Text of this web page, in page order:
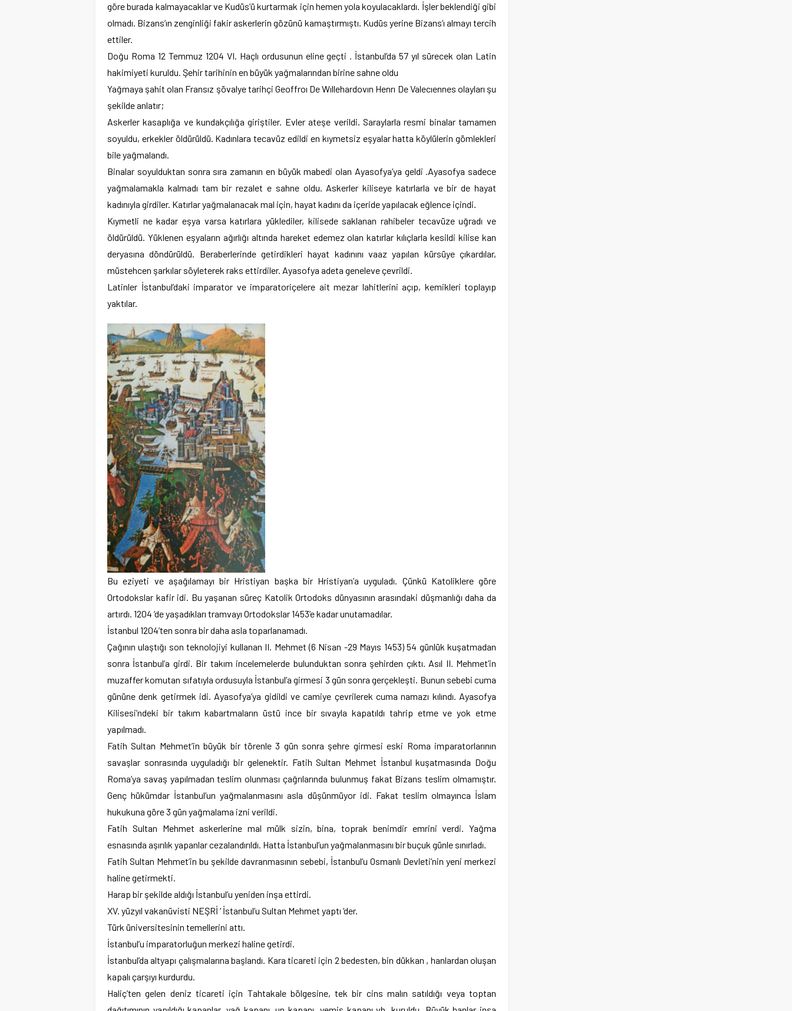
göre burada kalmayacaklar ve Kudüs’ü kurtarmak için hemen yola koyulacaklardı. İşler beklendiği gibi
olmadı. Bizans’ın zenginliği fakir askerlerin gözünü kamaştırmıştı. Kudüs yerine Bizans’ı almayı tercih
ettiler.
Doğu Roma 12 Temmuz 1204 VI. Haçlı ordusunun eline geçti . İstanbul’da 57 yıl sürecek olan Latin
hakimiyeti kuruldu. Şehir tarihinin en büyük yağmalarından birine sahne oldu
Yağmaya şahit olan Fransız şövalye tarihçi Geoffroı De Wıllehardovın Henrı De Valecıennes olayları şu
şekilde anlatır;
Askerler kasaplığa ve kundakçılığa giriştiler. Evler ateşe verildi. Saraylarla resmi binalar tamamen
soyuldu, erkekler öldürüldü. Kadınlara tecavüz edildi en kıymetsiz eşyalar hatta köylülerin gömlekleri
bile yağmalandı.
Binalar soyulduktan sonra sıra zamanın en büyük mabedi olan Ayasofya’ya geldi .Ayasofya sadece
yağmalamakla kalmadı tam bir rezalet e sahne oldu. Askerler kiliseye katırlarla ve bir de hayat
kadınıyla girdiler. Katırlar yağmalanacak mal için, hayat kadını da içeride yapılacak eğlence içindi.
Kıymetli ne kadar eşya varsa katırlara yüklediler, kilisede saklanan rahibeler tecavüze uğradı ve
öldürüldü. Yüklenen eşyaların ağırlığı altında hareket edemez olan katırlar kılıçlarla kesildi kilise kan
deryasına döndürüldü. Beraberlerinde getirdikleri hayat kadınını vaaz yapılan kürsüye çıkardılar,
müstehcen şarkılar söyleterek raks ettirdiler. Ayasofya adeta geneleve çevrildi.
Latinler İstanbul’daki imparator ve imparatoriçelere ait mezar lahitlerini açıp, kemikleri toplayıp
yaktılar.
Bu eziyeti ve aşağılamayı bir Hristiyan başka bir Hristiyan’a uyguladı. Çünkü Katoliklere göre
Ortodokslar kafir idi. Bu yaşanan süreç Katolik Ortodoks dünyasının arasındaki düşmanlığı daha da
artırdı. 1204 ‘de yaşadıkları tramvayı Ortodokslar 1453’e kadar unutamadılar.
İstanbul 1204’ten sonra bir daha asla toparlanamadı.
Çağının ulaştığı son teknolojiyi kullanan II. Mehmet (6 Nisan -29 Mayıs 1453) 54 günlük kuşatmadan
sonra İstanbul’a girdi. Bir takım incelemelerde bulunduktan sonra şehirden çıktı. Asıl II. Mehmet’in
muzaffer komutan sıfatıyla ordusuyla İstanbul’a girmesi 3 gün sonra gerçekleşti. Bunun sebebi cuma
gününe denk getirmek idi. Ayasofya’ya gidildi ve camiye çevrilerek cuma namazı kılındı. Ayasofya
Kilisesi’ndeki bir takım kabartmaların üstü ince bir sıvayla kapatıldı tahrip etme ve yok etme
yapılmadı.
Fatih Sultan Mehmet’in büyük bir törenle 3 gün sonra şehre girmesi eski Roma imparatorlarının
savaşlar sonrasında uyguladığı bir gelenektir. Fatih Sultan Mehmet İstanbul kuşatmasında Doğu
Roma’ya savaş yapılmadan teslim olunması çağrılarında bulunmuş fakat Bizans teslim olmamıştır.
Genç hükümdar İstanbul’un yağmalanmasını asla düşünmüyor idi. Fakat teslim olmayınca İslam
hukukuna göre 3 gün yağmalama izni verildi.
Fatih Sultan Mehmet askerlerine mal mülk sizin, bina, toprak benimdir emrini verdi. Yağma
esnasında aşırılık yapanlar cezalandırıldı. Hatta İstanbul’un yağmalanmasını bir buçuk günle sınırladı.
Fatih Sultan Mehmet’in bu şekilde davranmasının sebebi, İstanbul’u Osmanlı Devleti’nin yeni merkezi
haline getirmekti.
Harap bir şekilde aldığı İstanbul’u yeniden inşa ettirdi.
XV. yüzyıl vakanüvisti NEŞRİ ‘ İstanbul’u Sultan Mehmet yaptı ‘der.
Türk üniversitesinin temellerini attı.
İstanbul’u imparatorluğun merkezi haline getirdi.
İstanbul’da altyapı çalışmalarına başlandı. Kara ticareti için 2 bedesten, bin dükkan , hanlardan oluşan
kapalı çarşıyı kurdurdu.
Haliç’ten gelen deniz ticareti için Tahtakale bölgesine, tek bir cins malın satıldığı veya toptan